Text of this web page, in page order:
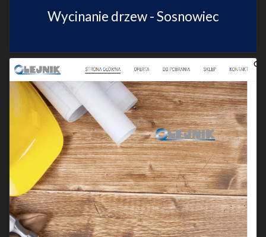
Wycinanie drzew - Sosnowiec